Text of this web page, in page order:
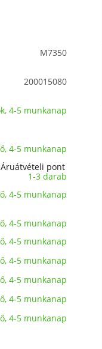
M7350
200015080
4-5 munkanap
4-5 munkanap
pont
1-3 darab
4-5 munkanap
4-5 munkanap
4-5 munkanap
4-5 munkanap
4-5 munkanap
4-5 munkanap
4-5 munkanap